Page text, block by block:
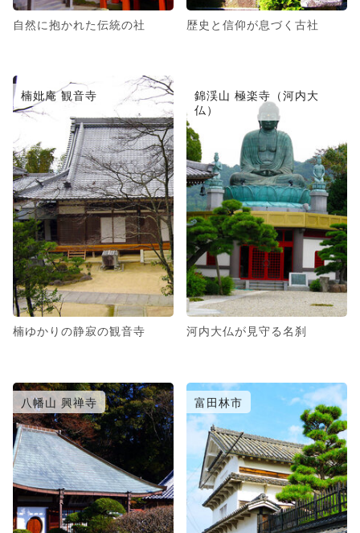
自然に抱かれた伝統の社 歴史と信仰が息づく古社
楠妣庵 観音寺
楠ゆかりの静寂の観音寺
錦渓山 極楽寺（河内大
仏）
河内大仏が見守る名刹
八幡山 興禅寺 富田林市